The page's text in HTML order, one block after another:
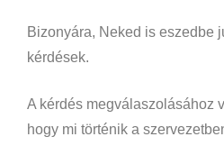
Bizonyára, Neked is eszedbe
kérdések.
A kérdés megválaszolásához
hogy mi történik a